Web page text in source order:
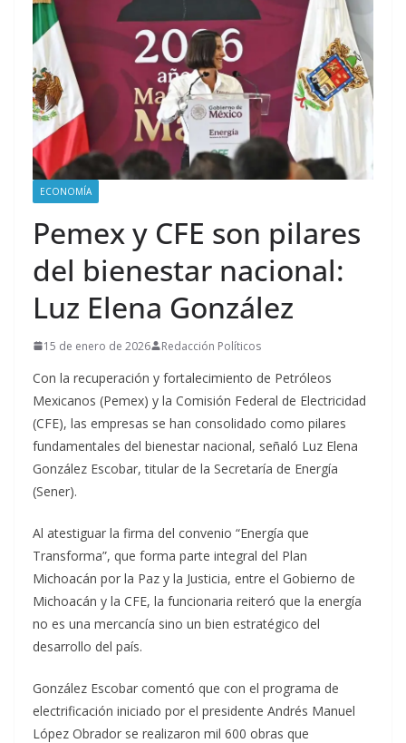
ECONOMÍA
Pemex y CFE son pilares
del bienestar nacional:
Luz Elena González
15 de enero de 2026 Redacción Políticos
Con la recuperación y fortalecimiento de Petróleos
Mexicanos (Pemex) y la Comisión Federal de Electricidad
(CFE), las empresas se han consolidado como pilares
fundamentales del bienestar nacional, señaló Luz Elena
González Escobar, titular de la Secretaría de Energía
(Sener).
Al atestiguar la firma del convenio “Energía que
Transforma”, que forma parte integral del Plan
Michoacán por la Paz y la Justicia, entre el Gobierno de
Michoacán y la CFE, la funcionaria reiteró que la energía
no es una mercancía sino un bien estratégico del
desarrollo del país.
González Escobar comentó que con el programa de
electrificación iniciado por el presidente Andrés Manuel
López Obrador se realizaron mil 600 obras que